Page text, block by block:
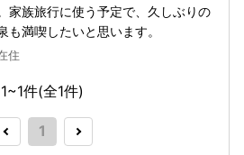
家族旅行に使う予定で、久しぶりの
満喫したいと思います。
住
1~1件(全1件)
1